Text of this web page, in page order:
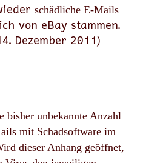
schädliche E-Mails
von eBay stammen.
Dezember 2011)
bisher unbekannte Anzahl
mit Schadsoftware im
dieser Anhang geöffnet,